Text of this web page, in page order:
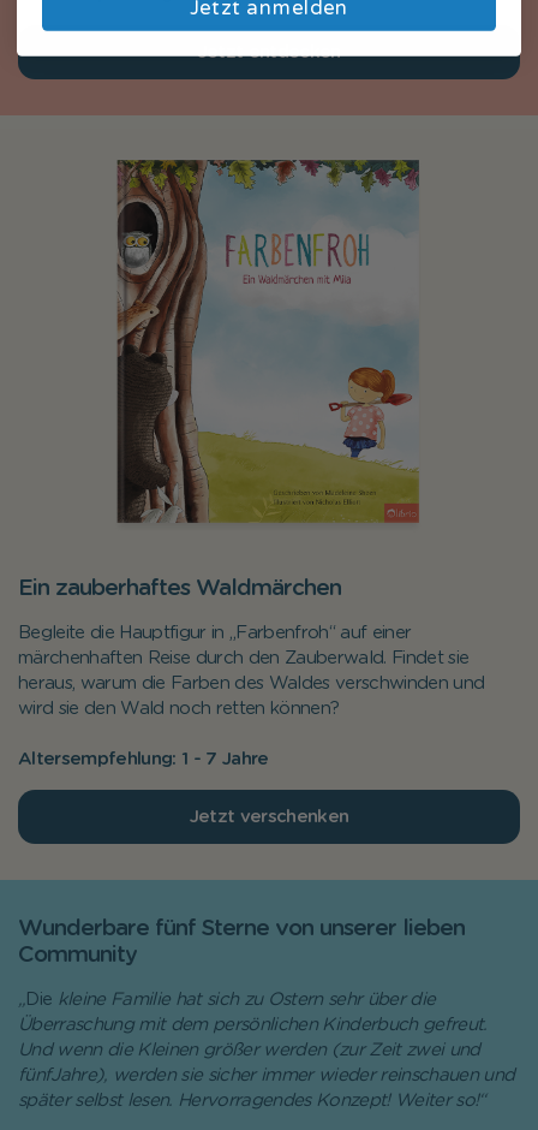
Jetzt entdecken
Ein zauberhaftes Waldmärchen
Begleite die Hauptfigur in „Farbenfroh“ auf einer
märchenhaften Reise durch den Zauberwald. Findet sie
heraus, warum die Farben des Waldes verschwinden und
wird sie den Wald noch retten können?
Altersempfehlung: 1 - 7 Jahre
Jetzt verschenken
Wunderbare fünf Sterne von unserer lieben
Community
Die kleine Familie hat sich zu Ostern sehr über die
Überraschung mit dem persönlichen Kinderbuch gefreut.
Und wenn die Kleinen größer werden (zur Zeit zwei und
fünfJahre), werden sie sicher immer wieder reinschauen und
später selbst lesen. Hervorragendes Konzept! Weiter so!“
Jetzt anmelden